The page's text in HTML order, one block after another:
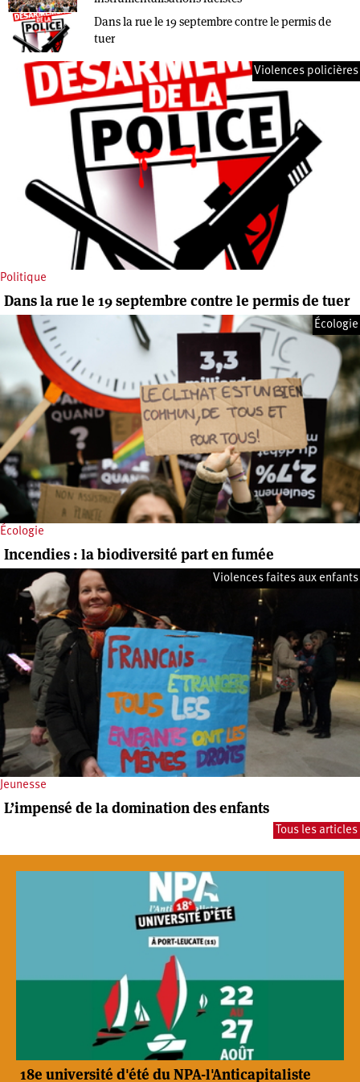
Dans la rue le 19 septembre contre le permis de
tuer
Politique
Violences policières
Dans la rue le 19 septembre contre le permis de tuer
Écologie
Écologie
Incendies : la biodiversité part en fumée
Jeunesse
Violences faites aux enfants
L’impensé de la domination des enfants
Tous les articles
18e université d'été du NPA-l'Anticapitaliste